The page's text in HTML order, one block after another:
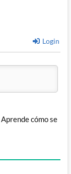
Login
Aprende cómo se